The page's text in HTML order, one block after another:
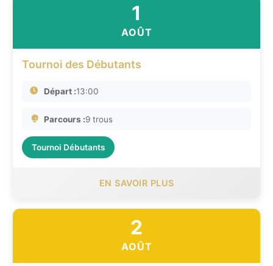
1
AOÛT
Tournoi des Débutants
Départ :13:00
Parcours :9 trous
Tournoi Débutants
EN SAVOIR PLUS
2
AOÛT